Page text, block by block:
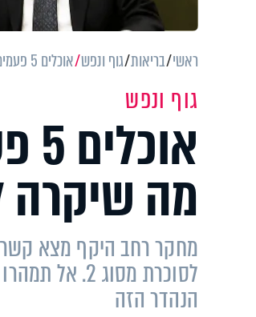
ראשי בריאות גוף ונפש אוכלים 5 פעמים שוקולד בשבוע? זה מה שיקרה לכם
גוף ונפש
מה שיקרה
מחקר רחב היקף מצא קשר
לסוכרת
הנהדר הזה